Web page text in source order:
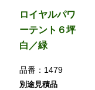
ロイヤルパワ
ーテント６坪
白／緑
品番： 1479
別途見積品